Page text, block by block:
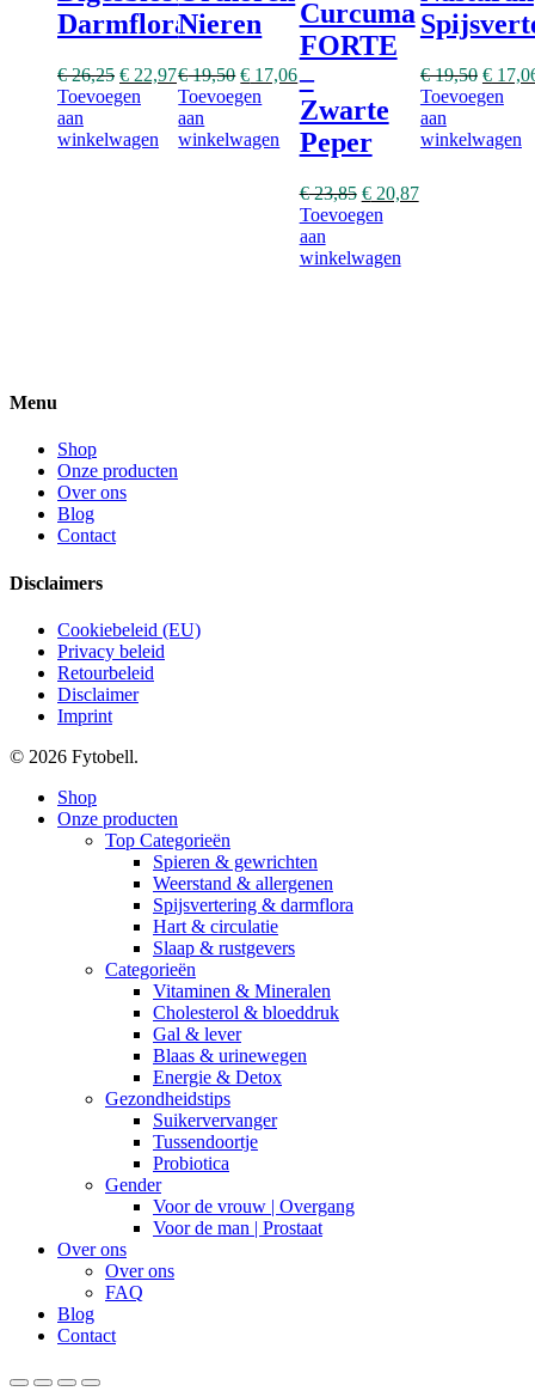
Darmflora
€26,25 € 22,97
Toevoegen
aan
winkelwagen
Nieren
€19,50 € 17,06
Toevoegen
aan
winkelwagen
Curcuma
FORTE
–
Zwarte
Peper
€23,85 €20,87
Toevoegen
aan
winkelwagen
€19,50 €
Toevoegen
aan
winkelwagen
Menu
Shop
Onze producten
Over ons
Blog
Contact
Disclaimers
Cookiebeleid (EU)
Privacy beleid
Retourbeleid
Disclaimer
Imprint
© 2026 Fytobell.
Close
Menu
Shop
Onze producten
Top Categorieën
Spieren & gewrichten
Weerstand & allergenen
Spijsvertering & darmflora
Hart & circulatie
Slaap & rustgevers
Categorieën
Vitaminen & Mineralen
Cholesterol & bloeddruk
Gal & lever
Blaas & urinewegen
Energie & Detox
Gezondheidstips
Suikervervanger
Tussendoortje
Probiotica
Gender
Voor de vrouw | Overgang
Voor de man | Prostaat
Over ons
Over ons
FAQ
Blog
Contact